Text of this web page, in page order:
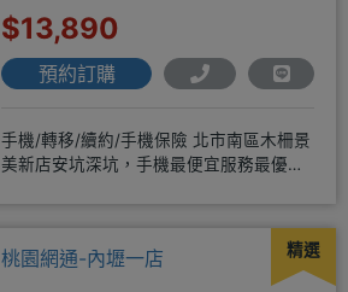
$13,890
預約訂購
手機/轉移/續約/手機保險 北市南區木柵景
美新店安坑深坑，手機最便宜服務最優
精選
桃園網通-內壢一店